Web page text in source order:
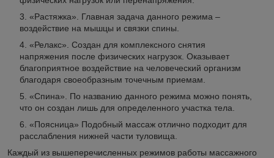
«Растяжка». Главная задача данного режима –
воздействие на мышцы и связки спины.
«Релакс». Создан для комплексного снятия
напряжения после физических нагрузок. Оказывает
благоприятное воздействие на человеческий организм
благодаря своеобразным точечным приемам.
«Спина». По названию данного режима можно понять,
что он создан лишь для определенного участка тела.
«Поясница» Подобный массаж отлично подходит для
расслабления нижней части туловища.
Каждый из вышеперечисленных режимов работы массажного